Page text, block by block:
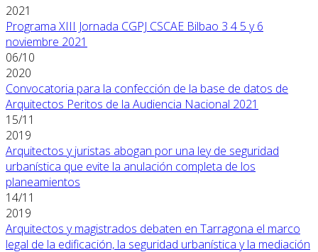
2021
Programa XIII Jornada CGPJ CSCAE Bilbao 3 4 5 y 6
noviembre 2021
06/10
2020
Convocatoria para la confección de la base de datos de
Arquitectos Peritos de la Audiencia Nacional 2021
15/11
2019
Arquitectos y juristas abogan por una ley de seguridad
urbanística que evite la anulación completa de los
planeamientos
14/11
2019
Arquitectos y magistrados debaten en Tarragona el marco
legal de la edificación, la seguridad urbanística y la mediación